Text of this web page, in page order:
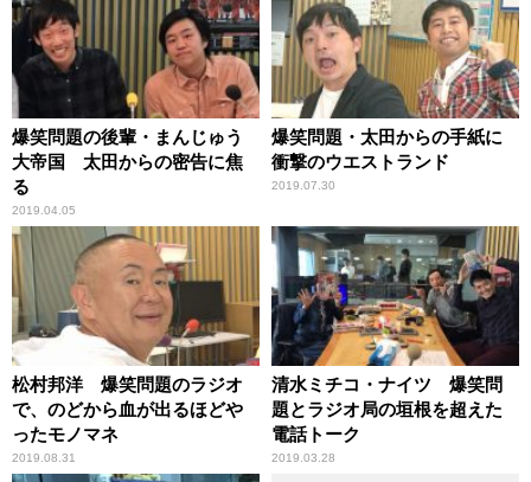
爆笑問題の後輩・まんじゅう
大帝国 太田からの密告に焦
る
2019.04.05
爆笑問題・太田からの手紙に
衝撃のウエストランド
2019.07.30
松村邦洋 爆笑問題のラジオ
で、のどから血が出るほどや
ったモノマネ
2019.08.31
清水ミチコ・ナイツ 爆笑問
題とラジオ局の垣根を超えた
電話トーク
2019.03.28